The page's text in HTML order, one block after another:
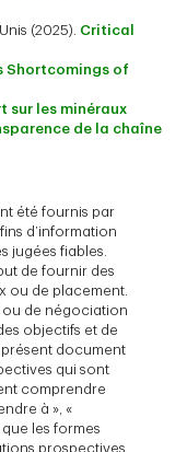
(2025). Critical
Shortcomings of
sur les minéraux
de la chaîne
été fournis par
d’information
jugées fiables.
de fournir des
ou de placement.
ou de négociation
objectifs et de
document
qui sont
comprendre
à », «
que les formes
prospectives